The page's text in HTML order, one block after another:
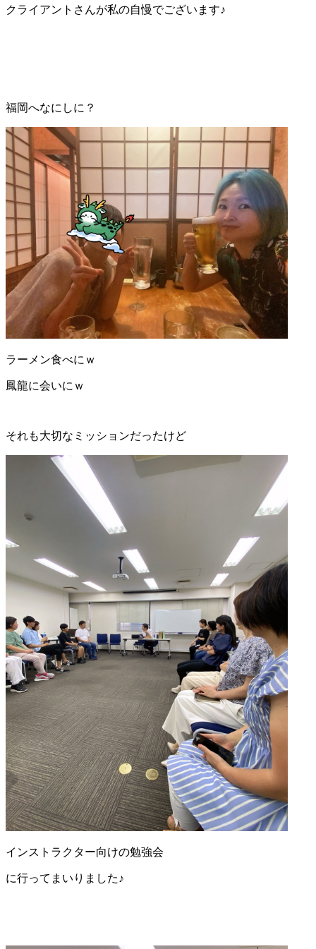
クライアントさんが私の自慢でございます♪
福岡へなにしに？
ラーメン食べにｗ
鳳龍に会いにｗ
それも大切なミッションだったけど
インストラクター向けの勉強会
に行ってまいりました♪